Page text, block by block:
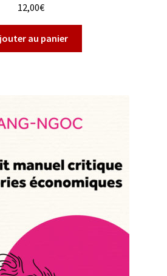
12,00€
au panier